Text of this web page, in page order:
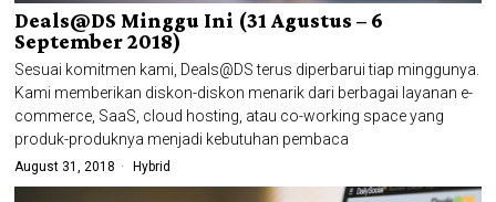
Deals@DS Minggu Ini (31 Agustus – 6
September 2018)
Sesuai komitmen kami, Deals@DS terus diperbarui tiap minggunya.
Kami memberikan diskon-diskon menarik dari berbagai layanan e-
commerce, SaaS, cloud hosting, atau co-working space yang
produk-produknya menjadi kebutuhan pembaca
August 31, 2018 Hybrid